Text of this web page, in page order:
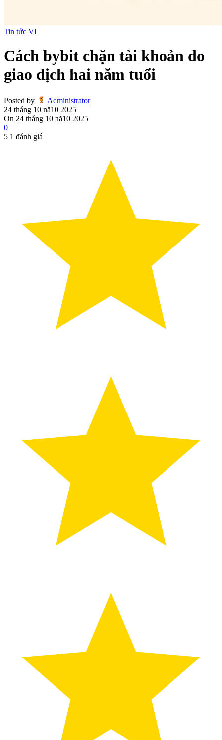
Tin tức VI
Cách bybit chặn tài khoản do
giao dịch hai năm tuổi
Posted by
Administrator
24 tháng 10 nă10 2025
On 24 tháng 10 nă10 2025
0
5 1 đánh giá